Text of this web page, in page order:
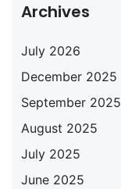
Archives
July 2026
December 2025
September 2025
August 2025
July 2025
June 2025